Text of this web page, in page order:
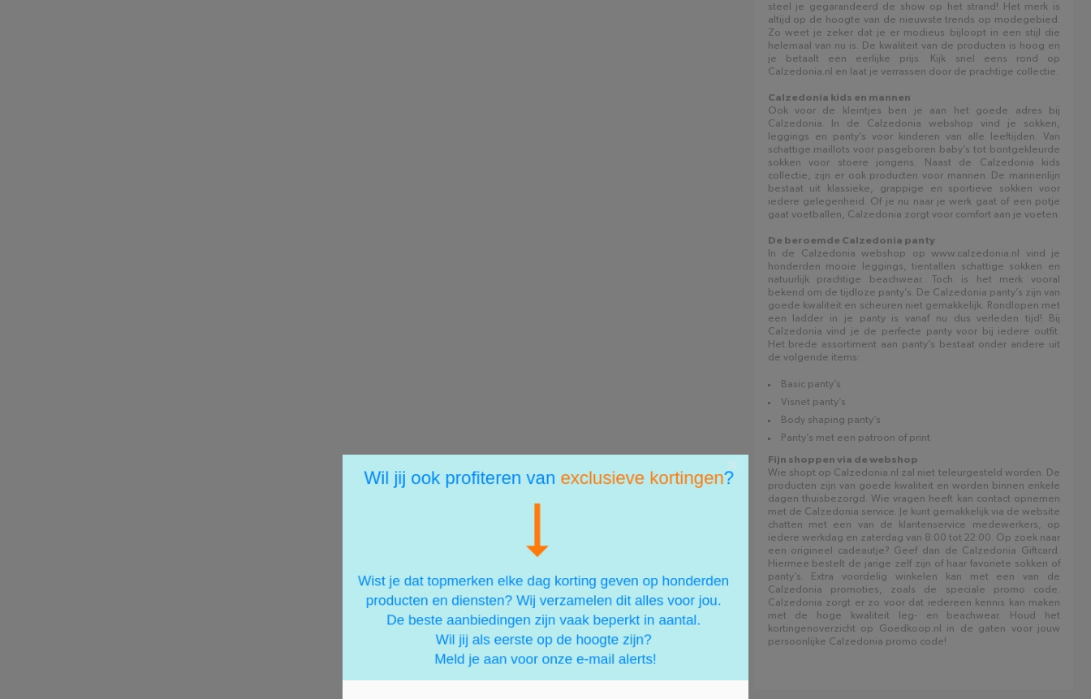
steel je gegarandeerd de show op het strand! Het merk is
altijd op de hoogte van de nieuwste trends op modegebied.
Zo weet je zeker dat je er modieus bijloopt in een stijl die
helemaal van nu is. De kwaliteit van de producten is hoog en
je betaalt een eerlijke prijs. Kijk snel eens rond op
Calzedonia.nl en laat je verrassen door de prachtige collectie.
Calzedonia kids en mannen
Ook voor de kleintjes ben je aan het goede adres bij
Calzedonia. In de Calzedonia webshop vind je sokken,
leggings en panty’s voor kinderen van alle leeftijden. Van
schattige maillots voor pasgeboren baby’s tot bontgekleurde
sokken voor stoere jongens. Naast de Calzedonia kids
collectie, zijn er ook producten voor mannen. De mannenlijn
bestaat uit klassieke, grappige en sportieve sokken voor
iedere gelegenheid. Of je nu naar je werk gaat of een potje
gaat voetballen, Calzedonia zorgt voor comfort aan je voeten.
De beroemde Calzedonia panty
In de Calzedonia webshop op www.calzedonia.nl vind je
honderden mooie leggings, tientallen schattige sokken en
natuurlijk prachtige beachwear. Toch is het merk vooral
bekend om de tijdloze panty’s. De Calzedonia panty’s zijn van
goede kwaliteit en scheuren niet gemakkelijk. Rondlopen met
een ladder in je panty is vanaf nu dus verleden tijd! Bij
Calzedonia vind je de perfecte panty voor bij iedere outfit.
Het brede assortiment aan panty’s bestaat onder andere uit
de volgende items:
Basic panty’s
Visnet panty’s
Body shaping panty’s
Panty’s met een patroon of print
Fijn shoppen via de webshop
Wie shopt op Calzedonia.nl zal niet teleurgesteld worden. De
producten zijn van goede kwaliteit en worden binnen enkele
dagen thuisbezorgd. Wie vragen heeft kan contact opnemen
met de Calzedonia service. Je kunt gemakkelijk via de website
chatten met een van de klantenservice medewerkers, op
iedere werkdag en zaterdag van 8:00 tot 22:00. Op zoek naar
een origineel cadeautje? Geef dan de Calzedonia Giftcard.
Hiermee bestelt de jarige zelf zijn of haar favoriete sokken of
panty’s. Extra voordelig winkelen kan met een van de
Calzedonia promoties, zoals de speciale promo code.
Calzedonia zorgt er zo voor dat iedereen kennis kan maken
met de hoge kwaliteit leg- en beachwear. Houd het
kortingenoverzicht op Goedkoop.nl in de gaten voor jouw
persoonlijke Calzedonia promo code!
×